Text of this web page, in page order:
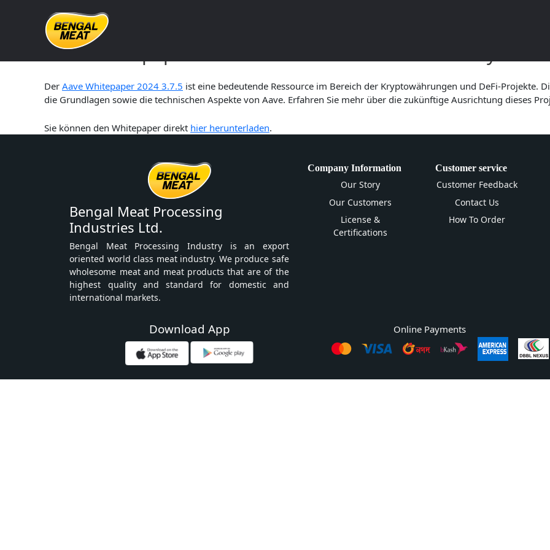
Aave Whitepaper 2024 3.7.5: Eine umfassende Analyse
Der Aave Whitepaper 2024 3.7.5 ist eine bedeutende Ressource im Bereich der Kryptowährungen und DeFi-Projekte.
die Grundlagen sowie die technischen Aspekte von Aave. Erfahren Sie mehr über die zukünftige Ausrichtung dieses
Sie können den Whitepaper direkt hier herunterladen.
Bengal Meat Processing
Industries Ltd.
Bengal Meat Processing Industry is an export
oriented world class meat industry. We produce safe
wholesome meat and meat products that are of the
highest quality and standard for domestic and
international markets.
Company Information
Our Story
Our Customers
License &
Certifications
Customer service
Customer Feedback
Contact Us
How To Order
Download App Online Payments